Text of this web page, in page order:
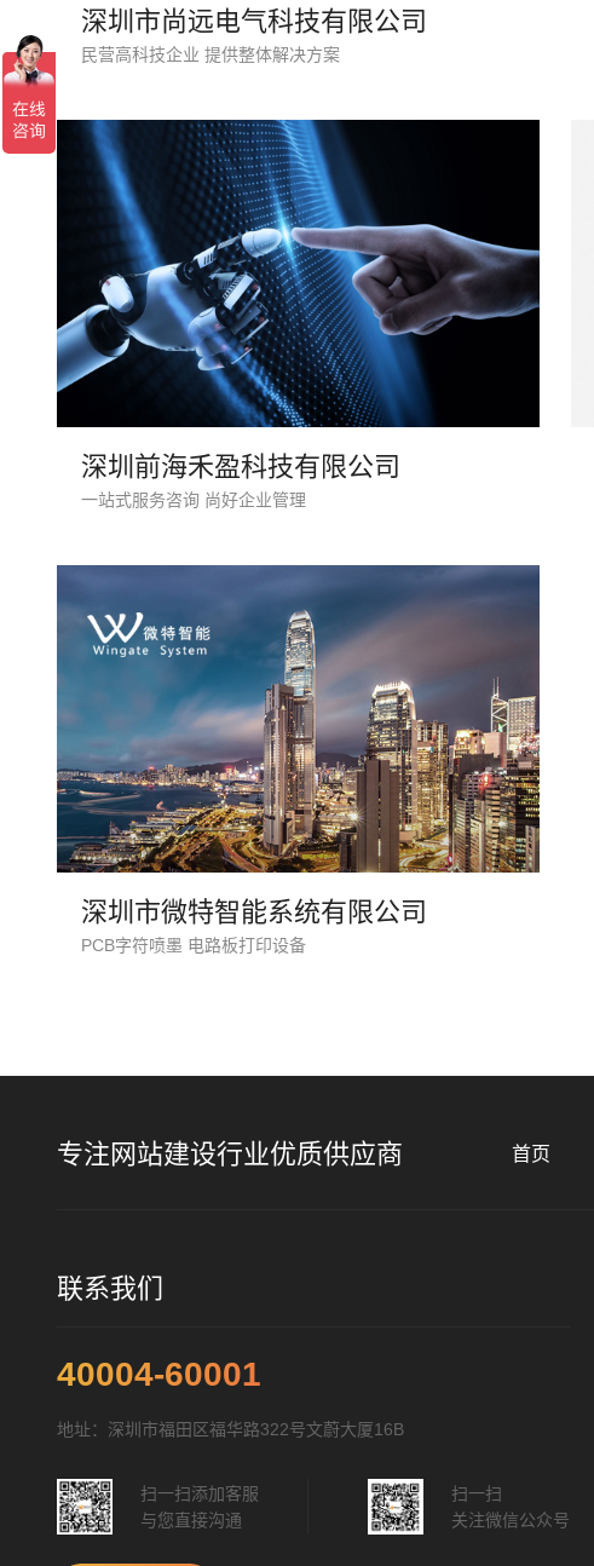
深圳市尚远电气科技有限公司
民营高科技企业 提供整体解决方案
深圳前海禾盈科技有限公司
一站式服务咨询 尚好企业管理
深圳市微特智能系统有限公司
PCB字符喷墨 电路板打印设备
专注网站建设行业优质供应商 首页
联系我们
40004-60001
地址：深圳市福田区福华路322号文蔚大厦16B
扫一扫添加客服
与您直接沟通
扫一扫
关注微信公众号